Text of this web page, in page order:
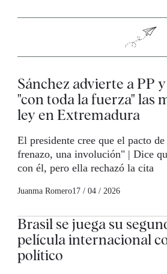
Sánchez advierte a PP
"con toda la fuerza" las
ley en Extremadura
El presidente cree que el pacto
frenazo, una involución" | Dice
con él, pero ella rechazó la cita
Juanma Romero17 / 04 / 2026
Brasil se juega su
película internacional
político